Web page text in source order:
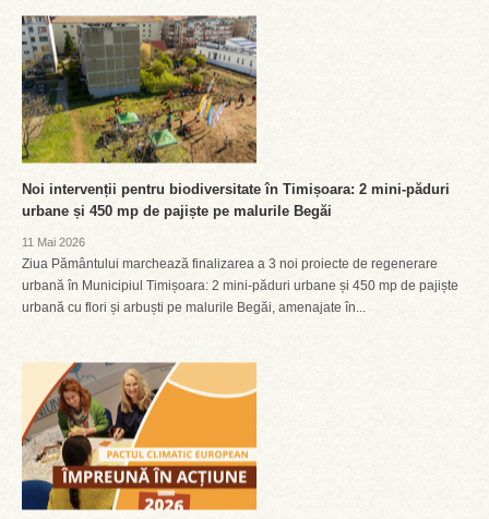
Noi intervenții pentru biodiversitate în Timișoara: 2 mini-păduri
urbane și 450 mp de pajiște pe malurile Begăi
11 Mai 2026
Ziua Pământului marchează finalizarea a 3 noi proiecte de regenerare
urbană în Municipiul Timișoara: 2 mini-păduri urbane și 450 mp de pajiște
urbană cu flori și arbuști pe malurile Begăi, amenajate în...